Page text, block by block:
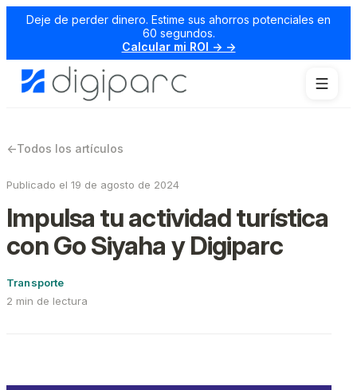
Deje de perder dinero. Estime sus ahorros potenciales en
60 segundos.
Calcular mi ROI → →
←Todos los artículos
Publicado el 19 de agosto de 2024
Impulsa tu actividad turística
con Go Siyaha y Digiparc
Transporte
2 min de lectura